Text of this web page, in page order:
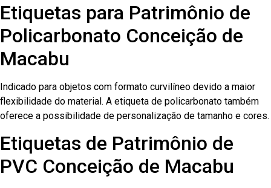
Etiquetas para Patrimônio de
Policarbonato Conceição de
Macabu
Indicado para objetos com formato curvilíneo devido a maior
flexibilidade do material. A etiqueta de policarbonato também
oferece a possibilidade de personalização de tamanho e cores.
Etiquetas de Patrimônio de
PVC Conceição de Macabu